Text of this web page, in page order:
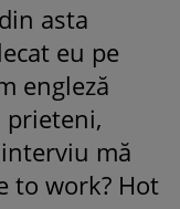
asta
eu pe
engleză
prieteni,
mă
to work? Hot